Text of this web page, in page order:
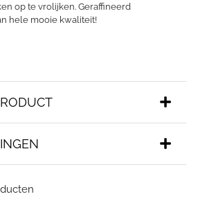
op te vrolijken. Geraffineerd
hele mooie kwaliteit!